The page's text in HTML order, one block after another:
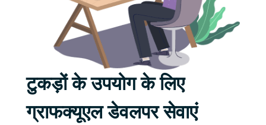
टुकड़ों के उपयोग के लिए
ग्राफक्यूएल डेवलपर सेवाएं